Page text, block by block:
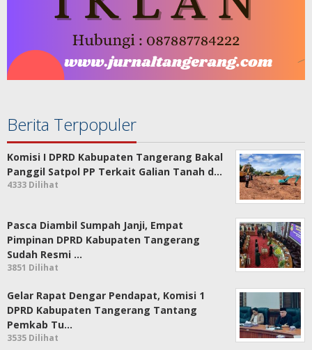
Berita Terpopuler
Komisi I DPRD Kabupaten Tangerang Bakal
Panggil Satpol PP Terkait Galian Tanah d…
4333 Dilihat
Pasca Diambil Sumpah Janji, Empat
Pimpinan DPRD Kabupaten Tangerang
Sudah Resmi …
3851 Dilihat
Gelar Rapat Dengar Pendapat, Komisi 1
DPRD Kabupaten Tangerang Tantang
Pemkab Tu…
3535 Dilihat